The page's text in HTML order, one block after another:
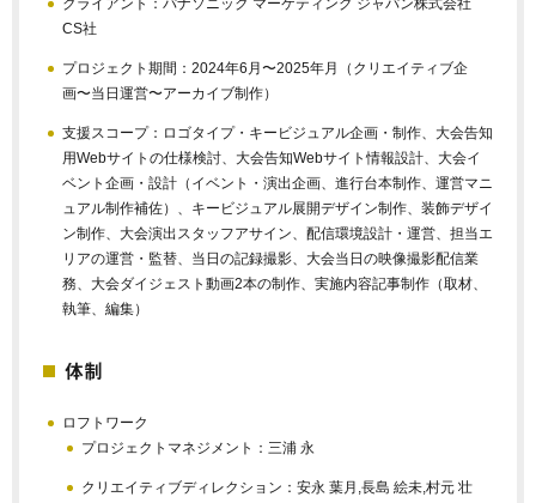
CS社
プロジェクト期間：2024年6月〜2025年月（クリエイティブ企
画〜当日運営〜アーカイブ制作）
支援スコープ：ロゴタイプ・キービジュアル企画・制作、大会告知
用Webサイトの仕様検討、大会告知Webサイト情報設計、大会イ
ベント企画・設計（イベント・演出企画、進行台本制作、運営マニ
ュアル制作補佐）、キービジュアル展開デザイン制作、装飾デザイ
ン制作、大会演出スタッフアサイン、配信環境設計・運営、担当エ
リアの運営・監替、当日の記録撮影、大会当日の映像撮影配信業
務、大会ダイジェスト動画2本の制作、実施内容記事制作（取材、
執筆、編集）
体制
ロフトワーク
プロジェクトマネジメント：三浦 永
クリエイティブディレクション：安永 葉月,長島 絵未,村元 壮